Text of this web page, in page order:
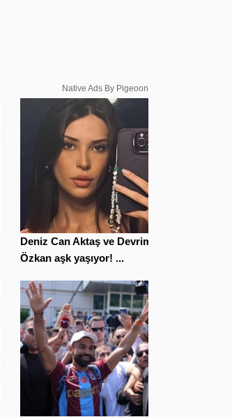
Native Ads By Pigeoon
Deniz Can Aktaş ve Devrim
Özkan aşk yaşıyor! ...